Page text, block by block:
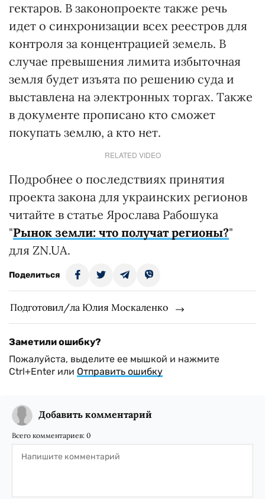
гектаров. В законопроекте также речь
идет о синхронизации всех реестров для
контроля за концентрацией земель. В
случае превышения лимита избыточная
земля будет изъята по решению суда и
выставлена на электронных торгах. Также
в документе прописано кто сможет
покупать землю, а кто нет.
RELATED VIDEO
Подробнее о последствиях принятия
проекта закона для украинских регионов
читайте в статье Ярослава Рабошука
"Рынок земли: что получат регионы?"
для ZN.UA.
Поделиться
Подготовил/ла Юлия Москаленко
Заметили ошибку?
Пожалуйста, выделите ее мышкой и нажмите
Ctrl+Enter или Отправить ошибку
Добавить комментарий
Всего комментариев: 0